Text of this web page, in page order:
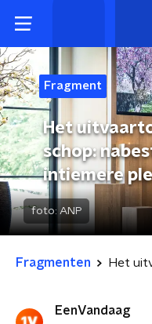
Fragment
Het
schop:
intiemere
foto: ANP
Fragmenten
EenVandaag